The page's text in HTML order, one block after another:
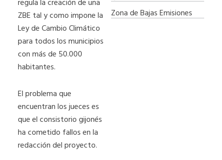
regula la creación de una
ZBE tal y como impone la
Ley de Cambio Climático
para todos los municipios
con más de 50.000
habitantes.
El problema que
encuentran los jueces es
que el consistorio gijonés
ha cometido fallos en la
redacción del proyecto.
Zona de Bajas Emisiones